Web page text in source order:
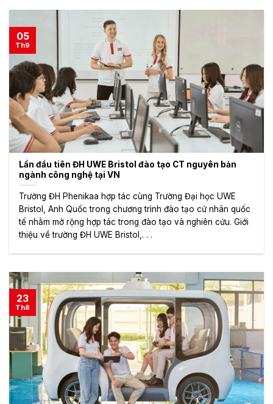
Lần đầu tiên ĐH UWE Bristol đào tạo CT nguyên bản
ngành công nghệ tại VN
Trường ĐH Phenikaa hợp tác cùng Trường Đại học UWE
Bristol, Anh Quốc trong chương trình đào tạo cử nhân quốc
tế nhằm mở rộng hợp tác trong đào tạo và nghiên cứu. Giới
thiệu về trường ĐH UWE Bristol,. . .
05
Th9
23
Th8